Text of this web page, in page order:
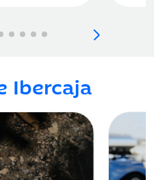
Ibercaja